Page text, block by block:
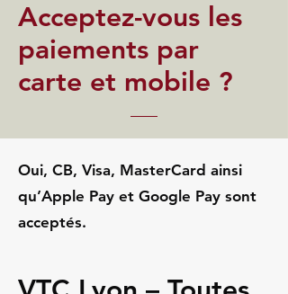
Acceptez-vous les
paiements par
carte et mobile ?
Oui, CB, Visa, MasterCard ainsi
qu’Apple Pay et Google Pay sont
acceptés.